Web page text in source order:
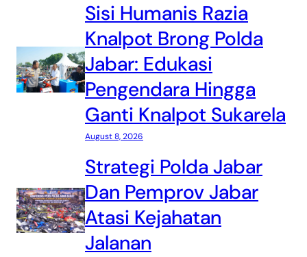
Sisi Humanis Razia
Knalpot Brong Polda
Jabar: Edukasi
Pengendara Hingga
Ganti Knalpot Sukarela
August 8, 2026
Strategi Polda Jabar
Dan Pemprov Jabar
Atasi Kejahatan
Jalanan